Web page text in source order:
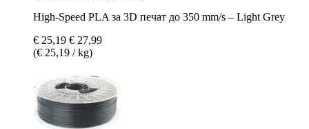
High-Speed PLA за 3D печат до 350 mm/s – Light Grey
€ 25,19 € 27,99
(€ 25,19 / kg)